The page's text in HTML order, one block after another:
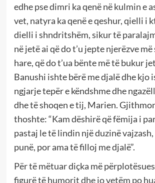
edhe pse dimri ka qenë në kulmin e
vet, natyra ka qenë e qeshur, qielli i
dielli i shndritshëm, sikur të
në jetë ai që do t’u jepte njerëzve më
hare, që do t’ua bënte më të bukur
Banushi ishte bërë me djalë dhe kjo
ngjarje tepër e këndshme dhe
dhe të shoqen e tij, Marien.
thoshte: “Kam dëshirë që fëmija i
pastaj le të lindin një duzinë
punë, por ama të filloj me djalë”.
Për të mëtuar diçka më
figurë të humorit dhe jo vetëm po